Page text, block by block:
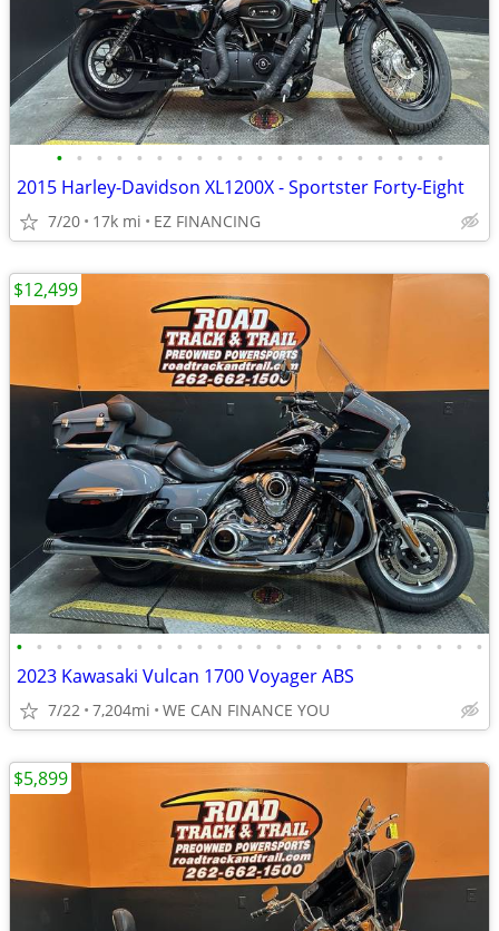
• • • • • • • • • • • • • • • • • • • •
2015 Harley-Davidson XL1200X - Sportster Forty-Eight
7/20 17k mi EZ FINANCING
• • • • • • • • • • • • • • • • • • • • • • • •
2023 Kawasaki Vulcan 1700 Voyager ABS
7/22 7,204mi WE CAN FINANCE YOU
$12,499
$5,899